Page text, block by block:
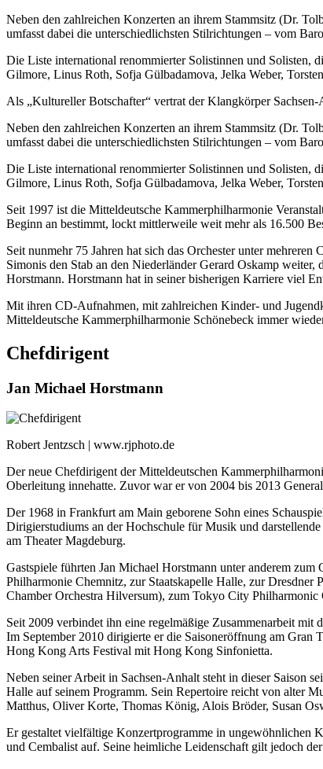
Neben den zahlreichen Konzerten an ihrem Stammsitz (Dr.
umfasst dabei die unterschiedlichsten Stilrichtungen – vom
Die Liste international renommierter Solistinnen und Solisten,
Gilmore, Linus Roth, Sofja Gülbadamova, Jelka Weber,
Als „Kultureller Botschafter“ vertrat der Klangkörper
Neben den zahlreichen Konzerten an ihrem Stammsitz (Dr.
umfasst dabei die unterschiedlichsten Stilrichtungen – vom
Die Liste international renommierter Solistinnen und Solisten,
Gilmore, Linus Roth, Sofja Gülbadamova, Jelka Weber,
Seit 1997 ist die Mitteldeutsche Kammerphilharmonie
Beginn an bestimmt, lockt mittlerweile weit mehr als 16.500
Seit nunmehr 75 Jahren hat sich das Orchester unter
Simonis den Stab an den Niederländer Gerard Oskamp
Horstmann. Horstmann hat in seiner bisherigen Karriere viel
Mit ihren CD-Aufnahmen, mit zahlreichen Kinder- und
Mitteldeutsche Kammerphilharmonie Schönebeck immer
Chefdirigent
Jan Michael Horstmann
Robert Jentzsch | www.rjphoto.de
Der neue Chefdirigent der Mitteldeutschen
Oberleitung innehatte. Zuvor war er von 2004 bis 2013
Der 1968 in Frankfurt am Main geborene Sohn eines
Dirigierstudiums an der Hochschule für Musik und
am Theater Magdeburg.
Gastspiele führten Jan Michael Horstmann unter anderem
Philharmonie Chemnitz, zur Staatskapelle Halle, zur
Chamber Orchestra Hilversum), zum Tokyo City
Seit 2009 verbindet ihn eine regelmäßige Zusammenarbeit
Im September 2010 dirigierte er die Saisoneröffnung am
Hong Kong Arts Festival mit Hong Kong Sinfonietta.
Neben seiner Arbeit in Sachsen-Anhalt steht in dieser Saison
Halle auf seinem Programm. Sein Repertoire reicht von alter
Matthus, Oliver Korte, Thomas König, Alois Bröder, Susan
Er gestaltet vielfältige Konzertprogramme in ungewöhnlichen
und Cembalist auf. Seine heimliche Leidenschaft gilt jedoch